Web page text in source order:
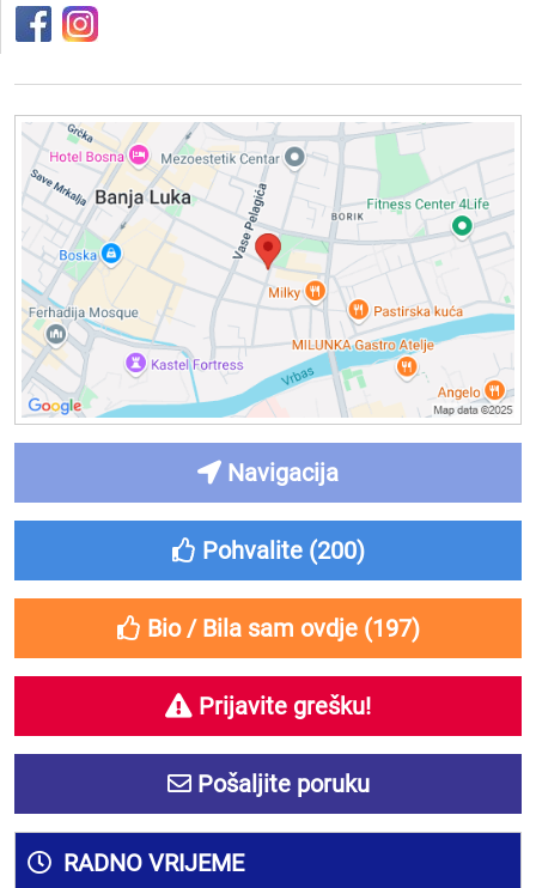
Navigacija
Pohvalite (200)
Bio / Bila sam ovdje (197)
Prijavite grešku!
Pošaljite poruku
RADNO VRIJEME